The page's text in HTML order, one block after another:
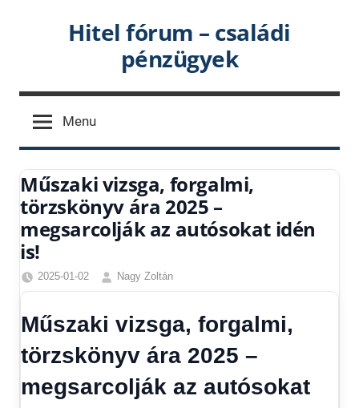
Hitel fórum – családi
pénzügyek
Menu
Műszaki vizsga, forgalmi,
törzskönyv ára 2025 –
megsarcolják az autósokat idén
is!
2025-01-02
Nagy Zoltán
Egyéb,
hírek,
Gazdaság,
Hírek,
Hírek
Műszaki vizsga, forgalmi,
törzskönyv ára 2025 –
megsarcolják az autósokat